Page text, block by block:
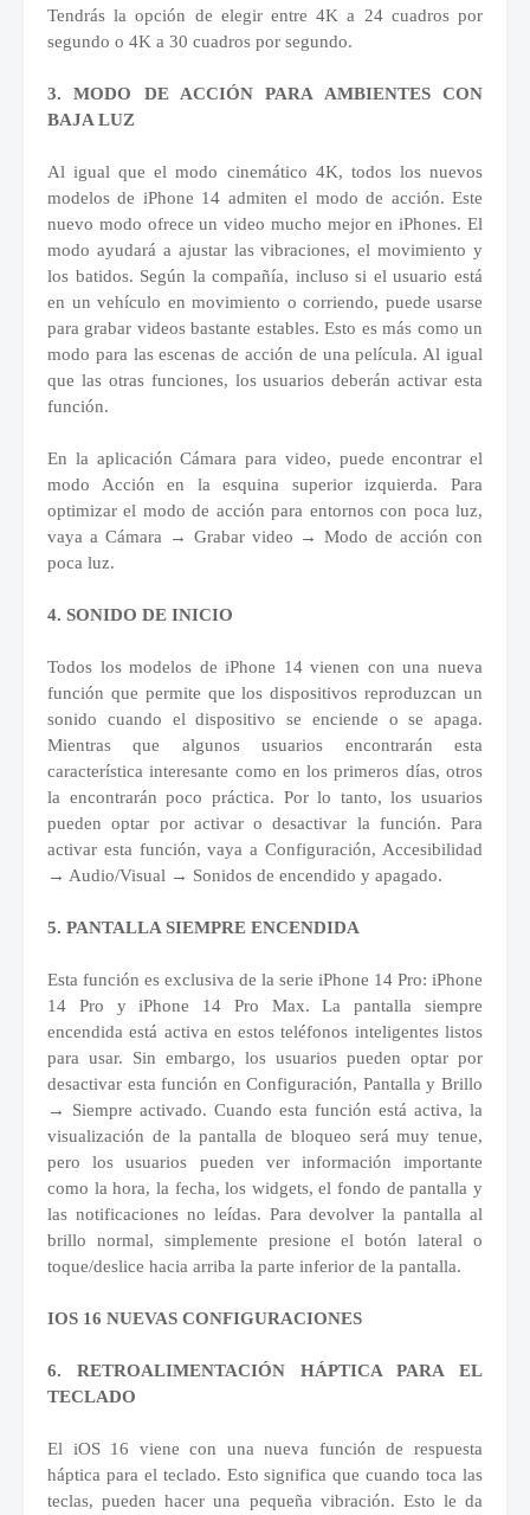
Tendrás la opción de elegir entre 4K a 24 cuadros por
segundo o 4K a 30 cuadros por segundo.
3. MODO DE ACCIÓN PARA AMBIENTES CON
BAJA LUZ
Al igual que el modo cinemático 4K, todos los nuevos
modelos de iPhone 14 admiten el modo de acción. Este
nuevo modo ofrece un video mucho mejor en iPhones. El
modo ayudará a ajustar las vibraciones, el movimiento y
los batidos. Según la compañía, incluso si el usuario está
en un vehículo en movimiento o corriendo, puede usarse
para grabar videos bastante estables. Esto es más como un
modo para las escenas de acción de una película. Al igual
que las otras funciones, los usuarios deberán activar esta
función.
En la aplicación Cámara para video, puede encontrar el
modo Acción en la esquina superior izquierda. Para
optimizar el modo de acción para entornos con poca luz,
vaya a Cámara → Grabar video → Modo de acción con
poca luz.
4. SONIDO DE INICIO
Todos los modelos de iPhone 14 vienen con una nueva
función que permite que los dispositivos reproduzcan un
sonido cuando el dispositivo se enciende o se apaga.
Mientras que algunos usuarios encontrarán esta
característica interesante como en los primeros días, otros
la encontrarán poco práctica. Por lo tanto, los usuarios
pueden optar por activar o desactivar la función. Para
activar esta función, vaya a Configuración, Accesibilidad
→ Audio/Visual → Sonidos de encendido y apagado.
5. PANTALLA SIEMPRE ENCENDIDA
Esta función es exclusiva de la serie iPhone 14 Pro: iPhone
14 Pro y iPhone 14 Pro Max. La pantalla siempre
encendida está activa en estos teléfonos inteligentes listos
para usar. Sin embargo, los usuarios pueden optar por
desactivar esta función en Configuración, Pantalla y Brillo
→ Siempre activado. Cuando esta función está activa, la
visualización de la pantalla de bloqueo será muy tenue,
pero los usuarios pueden ver información importante
como la hora, la fecha, los widgets, el fondo de pantalla y
las notificaciones no leídas. Para devolver la pantalla al
brillo normal, simplemente presione el botón lateral o
toque/deslice hacia arriba la parte inferior de la pantalla.
IOS 16 NUEVAS CONFIGURACIONES
6. RETROALIMENTACIÓN HÁPTICA PARA EL
TECLADO
El iOS 16 viene con una nueva función de respuesta
háptica para el teclado. Esto significa que cuando toca las
teclas, pueden hacer una pequeña vibración. Esto le da